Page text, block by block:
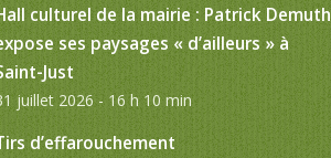
culturel de la mairie : Patrick Demuth
ses paysages « d’ailleurs » à
Just
juillet 2026 - 16 h 10 min
d’effarouchement